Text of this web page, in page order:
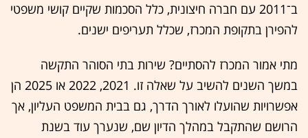
ב־2011 עם חברה חיצונית, כלל הסכמות שקיים קושי משפטי
להפירן בתקופת המכרז, שכלל תעריפים ישנים.
מתי אמור המכרז להסתיים? שירות בתי הסוהר התקשה
במשך השנים להשיב על שאלה זו. 2021, 2022 או 2025 הן
אפשרויות שהועלו לאורך הדרך, גם בבית המשפט העליון, אך
הרושם שהתקבל במהלך הדיון שם, שנערך עוד בשנת